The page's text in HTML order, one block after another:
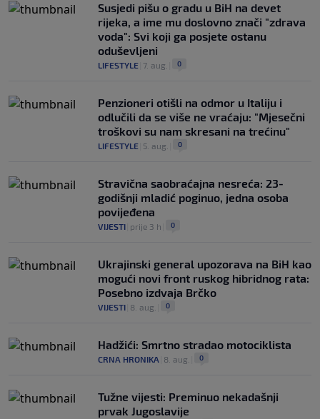
Susjedi pišu o gradu u BiH na devet
rijeka, a ime mu doslovno znači "zdrava
voda": Svi koji ga posjete ostanu
oduševljeni
LIFESTYLE 7. aug. 0
Penzioneri otišli na odmor u Italiju i
odlučili da se više ne vraćaju: "Mjesečni
troškovi su nam skresani na trećinu"
LIFESTYLE 5. aug. 0
Stravična saobraćajna nesreća: 23-
godišnji mladić poginuo, jedna osoba
povijeđena
VIJESTI prije 3 h 0
Ukrajinski general upozorava na BiH kao
mogući novi front ruskog hibridnog rata:
Posebno izdvaja Brčko
VIJESTI 8. aug. 0
Hadžići: Smrtno stradao motociklista
CRNA HRONIKA 8. aug. 0
Tužne vijesti: Preminuo nekadašnji
prvak Jugoslavije